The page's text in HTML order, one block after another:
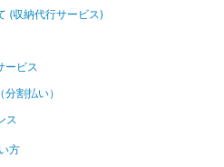
(収納代行サービス)
ービス
割払い）
ス
方